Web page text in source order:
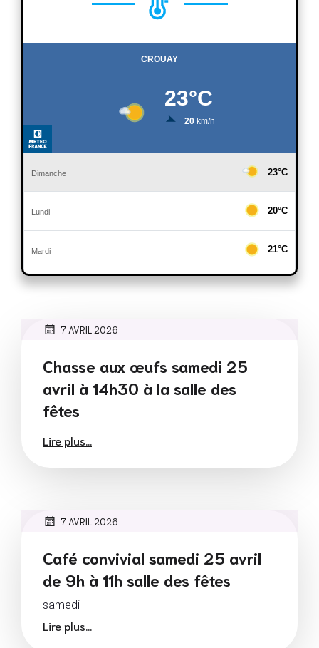
7 AVRIL 2026
Chasse aux œufs samedi 25
avril à 14h30 à la salle des
fêtes
Lire plus...
7 AVRIL 2026
Café convivial samedi 25 avril
de 9h à 11h salle des fêtes
samedi
Lire plus...